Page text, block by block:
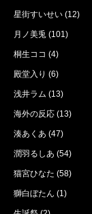
星街すいせい (12)
月ノ美兎 (101)
桐生ココ (4)
殿堂入り (6)
浅井ラム (13)
海外の反応 (13)
湊あくあ (47)
潤羽るしあ (54)
猫宮ひなた (58)
獅白ぼたん (1)